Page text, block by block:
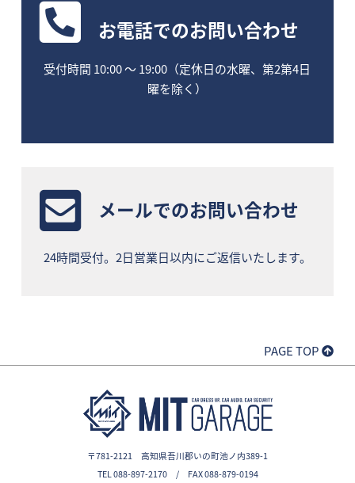
お電話でのお問い合わせ
受付時間 10:00 〜 19:00（定休日の水曜、第2第4日
曜を除く）
メールでのお問い合わせ
24時間受付。2日営業日以内にご返信いたします。
PAGE TOP
〒781-2121 高知県吾川郡いの町池ノ内389-1
TEL 088-897-2170 / FAX 088-879-0194